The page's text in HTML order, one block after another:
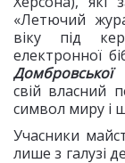
«Летючий
віку під
електронної
Домбровськоїз
свій власний
символ миру і
Учасники
лише з галузі